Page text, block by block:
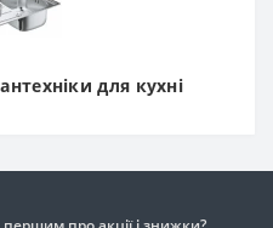
для кухні